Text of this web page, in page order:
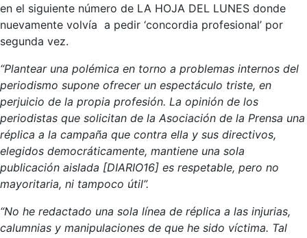
en el siguiente número de LA HOJA DEL LUNES donde
nuevamente volvía a pedir ‘concordia profesional’ por
segunda vez.
“Plantear una polémica en torno a problemas internos del
periodismo supone ofrecer un espectáculo triste, en
perjuicio de la propia profesión. La opinión de los
periodistas que solicitan de la Asociación de la Prensa una
réplica a la campaña que contra ella y sus directivos,
elegidos democráticamente, mantiene una sola
publicación aislada [DIARIO16] es respetable, pero no
mayoritaria, ni tampoco útil”.
“No he redactado una sola línea de réplica a las injurias,
calumnias y manipulaciones de que he sido víctima. Tal